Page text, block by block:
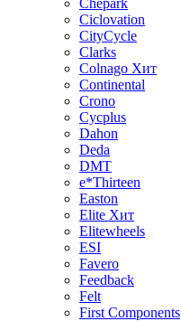
Chepark
Ciclovation
CityCycle
Clarks
Colnago Хит
Continental
Crono
Cycplus
Dahon
Deda
DMT
e*Thirteen
Easton
Elite Хит
Elitewheels
ESI
Favero
Feedback
Felt
First Components